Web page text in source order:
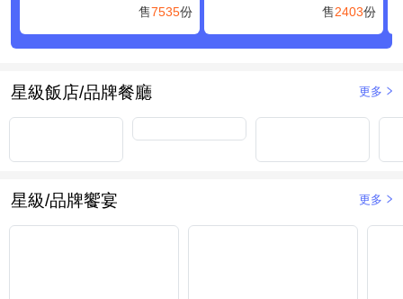
售7535份 售2403份
星級飯店/品牌餐廳 更多
星級/品牌饗宴 更多